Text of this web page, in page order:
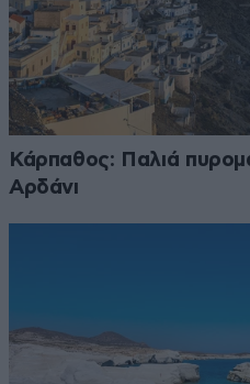
Κάρπαθος: Παλιά
Αρδάνι